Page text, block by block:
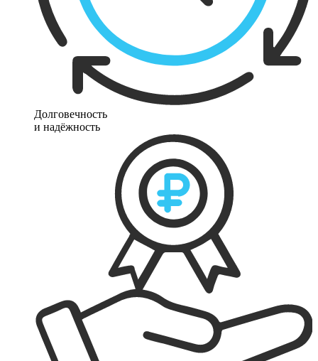
Долговечность
и надёжность